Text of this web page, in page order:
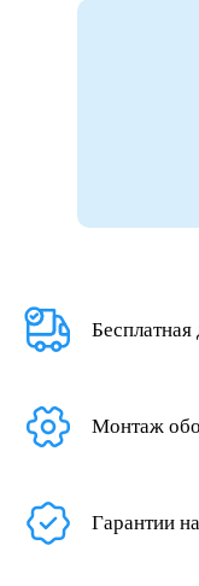
Бесплатная
Монтаж
Гарантии